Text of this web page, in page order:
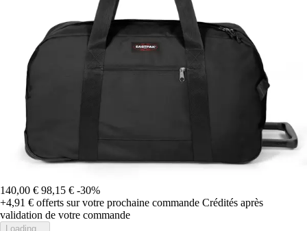
140,00 € 98,15 € -30%
+4,91 € offerts sur votre prochaine commande Crédités après
validation de votre commande
Loading...